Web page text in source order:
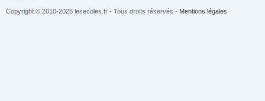
Copyright © 2010-2026 lesecoles.fr - Tous droits réservés - Mentions légales